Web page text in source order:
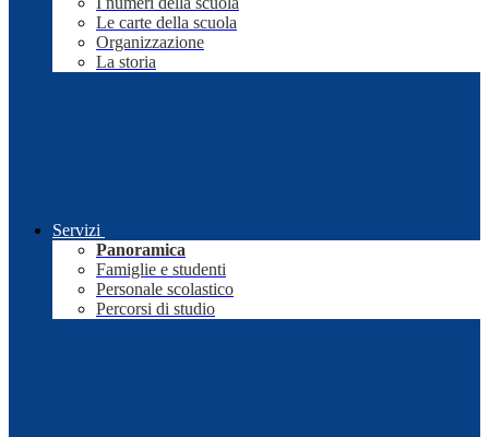
Le carte della scuola
Organizzazione
La storia
Servizi
Panoramica
Famiglie e studenti
Personale scolastico
Percorsi di studio